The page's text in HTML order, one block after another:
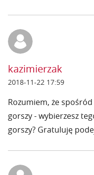
kazimierzak
2018-11-22 17:59
Rozumiem, że
gorszy - wybierzesz
gorszy? Gratuluję